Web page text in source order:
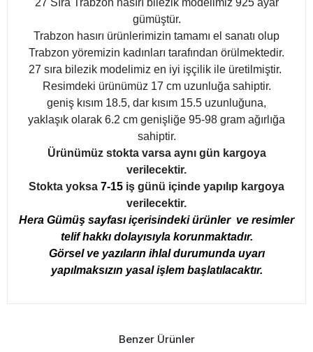
27 Sıra Trabzon hasırı bilezik modelimiz 925 ayar
gümüştür.
Trabzon hasırı ürünlerimizin tamamı el sanatı olup
Trabzon yöremizin kadınları tarafından örülmektedir.
27 sıra bilezik modelimiz en iyi işçilik ile üretilmiştir.
Resimdeki ürünümüz 17 cm uzunluğa sahiptir.
geniş kısım 18.5, dar kısım 15.5 uzunluğuna,
yaklaşık olarak 6.2 cm genişliğe 95-98 gram ağırlığa
sahiptir.
Ürünümüz stokta varsa aynı gün kargoya
verilecektir.
Stokta yoksa 7-15 iş günü içinde yapılıp kargoya
verilecektir.
Hera Gümüş sayfası içerisindeki ürünler ve resimler
telif hakkı dolayısıyla korunmaktadır.
Görsel ve yazıların ihlal durumunda uyarı
yapılmaksızın yasal işlem başlatılacaktır.
Benzer Ürünler